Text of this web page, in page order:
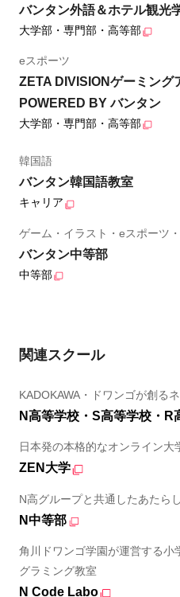
バンタン外語＆ホテル観光
大学部・専門部・高等部
eスポーツ
ZETA DIVISIONゲーミング
POWERED BY バンタン
大学部・専門部・高等部
韓国語
バンタン韓国語教室
キャリア
ゲーム・イラスト・eスポーツ
バンタン中等部
中等部
関連スクール
KADOKAWA・ドワンゴが創る
N高等学校・S高等学校・R
日本発の本格的なオンライン大
ZEN大学
N高グループと共通したあたら
N中等部
角川ドワンゴ学園が運営する小
グラミング教室
N Code Labo